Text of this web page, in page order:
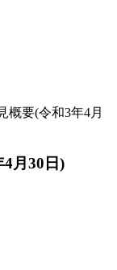
概要(令和3年4月
4月30日)